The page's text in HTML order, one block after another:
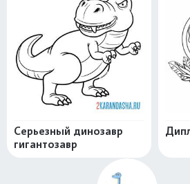
Серьезный динозавр
гигантозавр